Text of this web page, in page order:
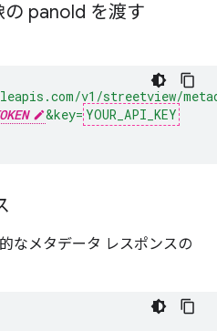
の panoId を渡す
v1/streetview/
&key= YOUR_API_KEY
なメタデータ レスポンスの